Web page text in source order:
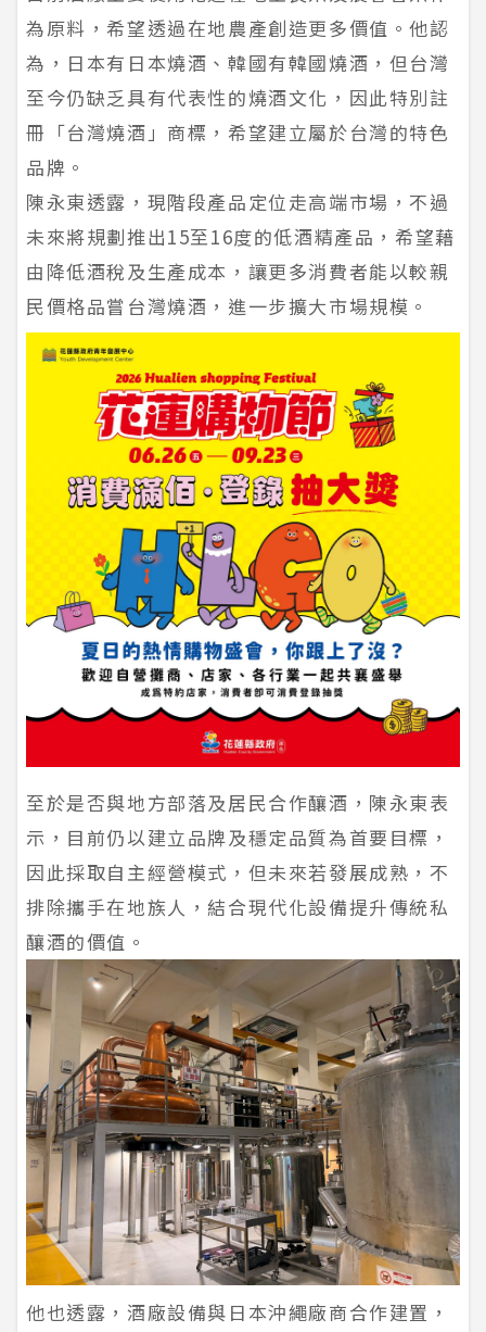
為原料，希望透過在地農產創造更多價值。他認
為，日本有日本燒酒、韓國有韓國燒酒，但台灣
至今仍缺乏具有代表性的燒酒文化，因此特別註
冊「台灣燒酒」商標，希望建立屬於台灣的特色
品牌。
陳永東透露，現階段產品定位走高端市場，不過
未來將規劃推出15至16度的低酒精產品，希望藉
由降低酒稅及生產成本，讓更多消費者能以較親
民價格品嘗台灣燒酒，進一步擴大市場規模。
至於是否與地方部落及居民合作釀酒，陳永東表
示，目前仍以建立品牌及穩定品質為首要目標，
因此採取自主經營模式，但未來若發展成熟，不
排除攜手在地族人，結合現代化設備提升傳統私
釀酒的價值。
他也透露，酒廠設備與日本沖繩廠商合作建置，